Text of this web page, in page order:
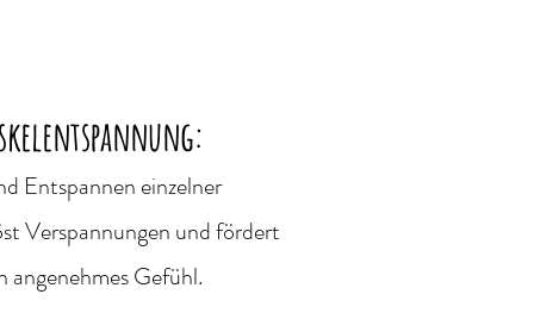
Entspannen einzelner
Verspannungen und fördert
angenehmes Gefühl.